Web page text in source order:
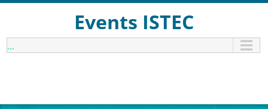
Events ISTEC
...1:00 am